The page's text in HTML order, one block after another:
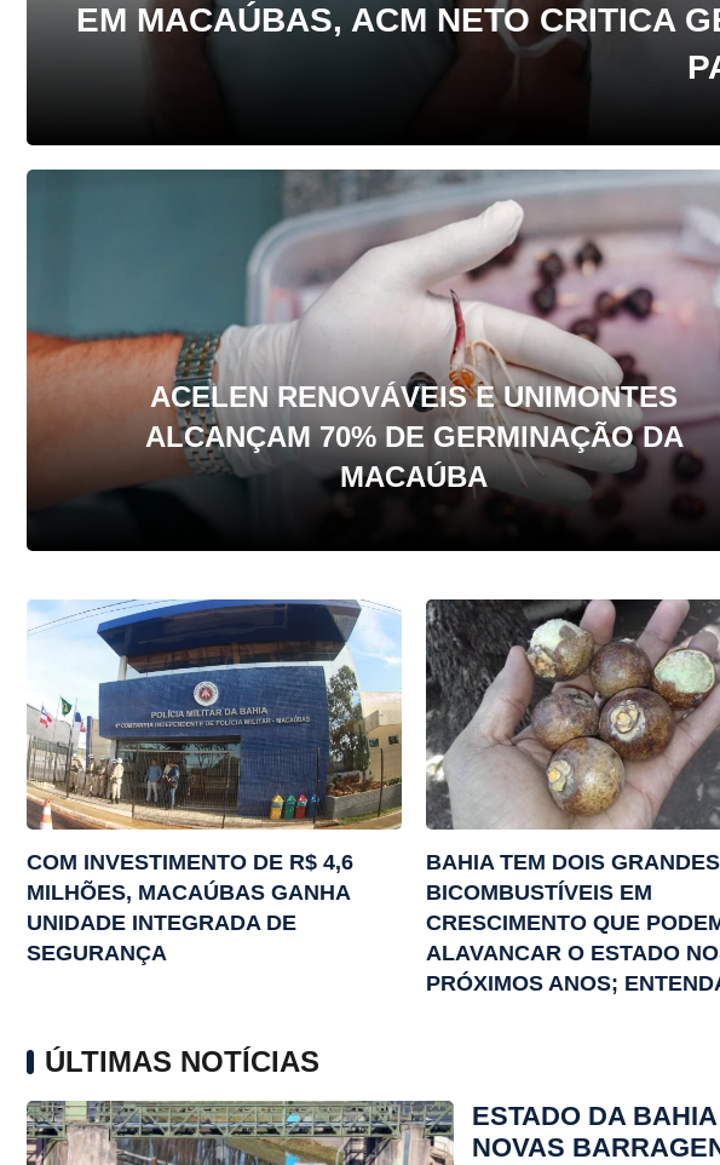
EM MACAÚBAS, ACM NETO CRITICA
ACELEN RENOVÁVEIS E UNIMONTES
ALCANÇAM 70% DE GERMINAÇÃO DA
MACAÚBA
COM INVESTIMENTO DE R$ 4,6
MILHÕES, MACAÚBAS GANHA
UNIDADE INTEGRADA DE
SEGURANÇA
BAHIA TEM DOIS GRANDES
BICOMBUSTÍVEIS EM
CRESCIMENTO QUE
ALAVANCAR O ESTADO
PRÓXIMOS ANOS;
ÚLTIMAS NOTÍCIAS
ESTADO DA
NOVAS